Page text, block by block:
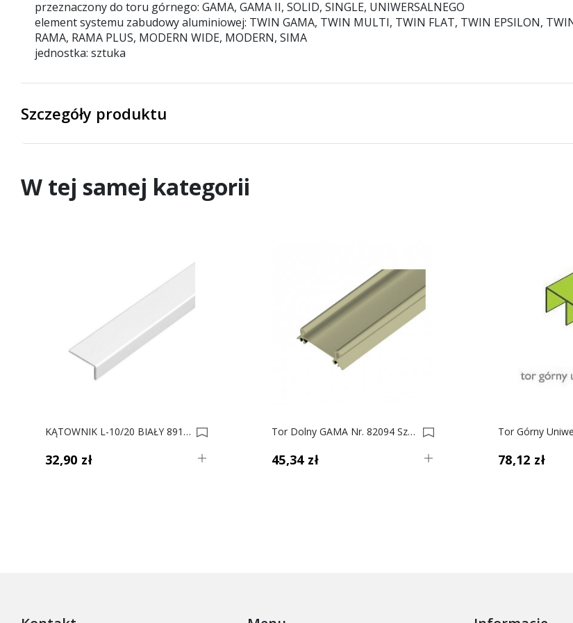
przeznaczony do toru górnego: GAMA, GAMA II, SOLID, SINGLE, UNIWERSALNEGO
element systemu zabudowy aluminiowej: TWIN GAMA, TWIN MULTI, TWIN FLAT, TWIN EPSILON,
RAMA, RAMA PLUS, MODERN WIDE, MODERN, SIMA
jednostka: sztuka
Szczegóły produktu
W tej samej kategorii
KĄTOWNIK L-10/20 BIAŁY 8911 3m L 0017442
32,90 zł
Tor Dolny GAMA Nr. 82094 Szampan 0017583-0017590
45,34 zł 78,12 zł